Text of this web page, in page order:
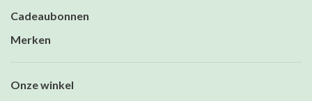
Cadeaubonnen
Merken
Onze winkel